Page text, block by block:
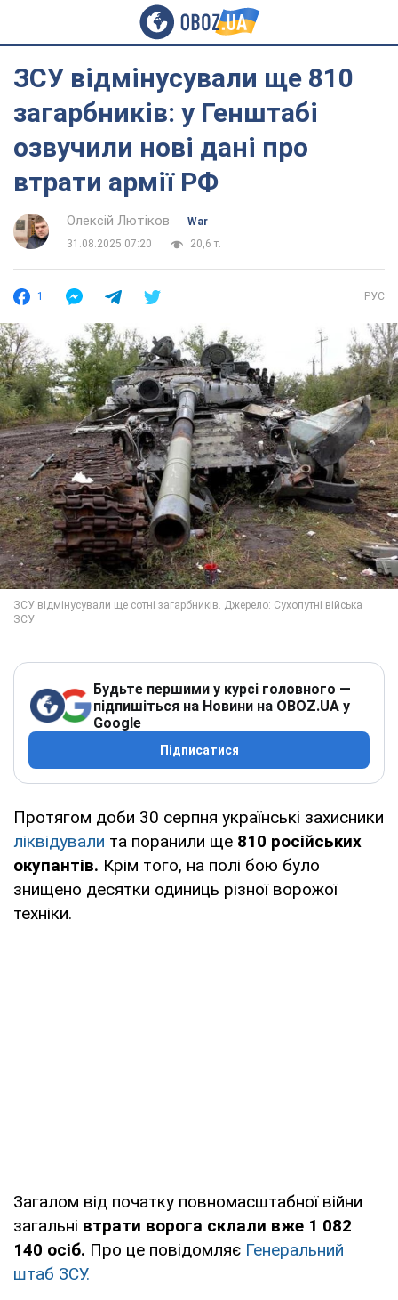
ЗСУ відмінусували ще 810
загарбників: у Генштабі
озвучили нові дані про
втрати армії РФ
Олексій Лютіков
War
31.08.2025 07:20
20,6 т.
1 РУС
Будьте першими у курсі головного —
підпишіться на Новини на OBOZ.UA у
Google
Підписатися
Протягом доби 30 серпня українські захисники
ліквідували та поранили ще 810 російських
окупантів. Крім того, на полі бою було
знищено десятки одиниць різної ворожої
техніки.
Загалом від початку повномасштабної війни
загальні втрати ворога склали вже 1 082
140 осіб. Про це повідомляє Генеральний
штаб ЗСУ.